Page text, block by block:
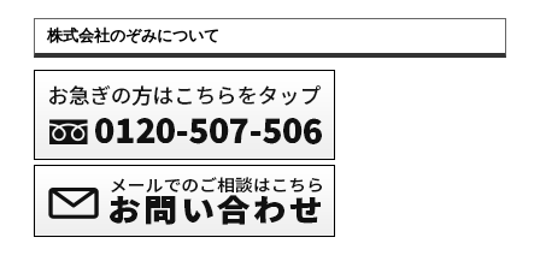
株式会社のぞみについて